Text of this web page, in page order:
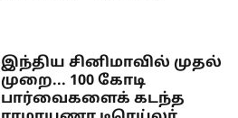
இந்திய சினிமாவில் முதல்
முறை... 100 கோடி
பார்வைகளைக் கடந்த